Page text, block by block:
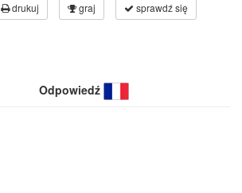
drukuj graj sprawdź się
Odpowiedź